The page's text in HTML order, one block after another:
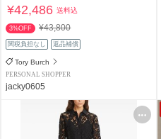
¥42,486送料込
3%OFF ¥43,800
関税負担なし 返品補償
Tory Burch
PERSONAL SHOPPER
jacky0605